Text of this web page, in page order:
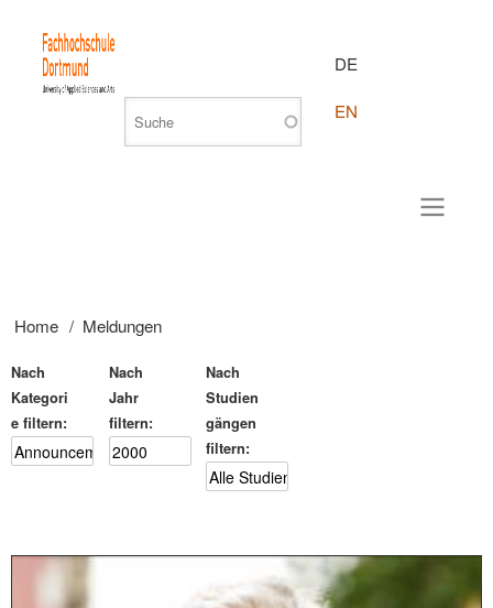
DE
EN
Breadcrumb
Home Meldungen
Nach
Kategori
e filtern
Nach
Jahr
filtern
Nach
Studien
gängen
filtern